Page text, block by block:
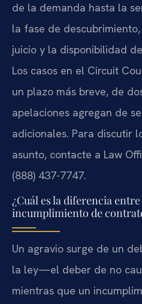
de la demanda hasta la
la fase de
juicio y la disponibilidad
Los casos en el Circuit
un plazo más breve, de
apelaciones agregan de
adicionales. Para discutir
asunto, contacte a Law
(888) 437-7747.
¿Cuál es la diferencia
incumplimiento de
Un agravio surge de un
la ley—el deber de no
mientras que un